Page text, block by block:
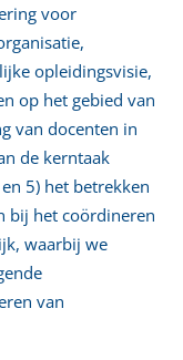
voor
opleidingsvisie,
op het gebied van
van docenten in
de kerntaak
5) het betrekken
bij het coördineren
waarbij we
van